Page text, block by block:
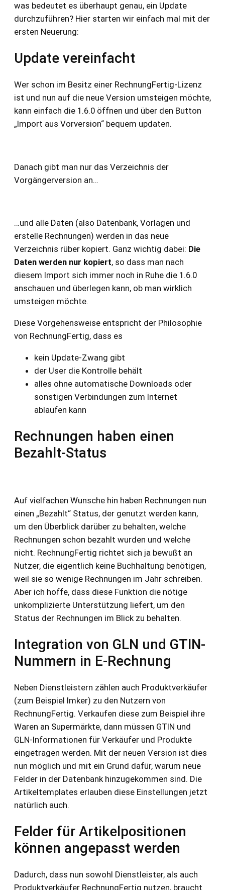
was bedeutet es überhaupt genau, ein Update
durchzuführen? Hier starten wir einfach mal mit der
ersten Neuerung:
Update vereinfacht
Wer schon im Besitz einer RechnungFertig-Lizenz
ist und nun auf die neue Version umsteigen möchte,
kann einfach die 1.6.0 öffnen und über den Button
„Import aus Vorversion“ bequem updaten.
Danach gibt man nur das Verzeichnis der
Vorgängerversion an…
…und alle Daten (also Datenbank, Vorlagen und
erstelle Rechnungen) werden in das neue
Verzeichnis rüber kopiert. Ganz wichtig dabei: Die
Daten werden nur kopiert, so dass man nach
diesem Import sich immer noch in Ruhe die 1.6.0
anschauen und überlegen kann, ob man wirklich
umsteigen möchte.
Diese Vorgehensweise entspricht der Philosophie
von RechnungFertig, dass es
kein Update-Zwang gibt
der User die Kontrolle behält
alles ohne automatische Downloads oder
sonstigen Verbindungen zum Internet
ablaufen kann
Rechnungen haben einen
Bezahlt-Status
Auf vielfachen Wunsche hin haben Rechnungen nun
einen „Bezahlt“ Status, der genutzt werden kann,
um den Überblick darüber zu behalten, welche
Rechnungen schon bezahlt wurden und welche
nicht. RechnungFertig richtet sich ja bewußt an
Nutzer, die eigentlich keine Buchhaltung benötigen,
weil sie so wenige Rechnungen im Jahr schreiben.
Aber ich hoffe, dass diese Funktion die nötige
unkomplizierte Unterstützung liefert, um den
Status der Rechnungen im Blick zu behalten.
Integration von GLN und GTIN-
Nummern in E-Rechnung
Neben Dienstleistern zählen auch Produktverkäufer
(zum Beispiel Imker) zu den Nutzern von
RechnungFertig. Verkaufen diese zum Beispiel ihre
Waren an Supermärkte, dann müssen GTIN und
GLN-Informationen für Verkäufer und Produkte
eingetragen werden. Mit der neuen Version ist dies
nun möglich und mit ein Grund dafür, warum neue
Felder in der Datenbank hinzugekommen sind. Die
Artikeltemplates erlauben diese Einstellungen jetzt
natürlich auch.
Felder für Artikelpositionen
können angepasst werden
Dadurch, dass nun sowohl Dienstleister, als auch
Produktverkäufer RechnungFertig nutzen, braucht